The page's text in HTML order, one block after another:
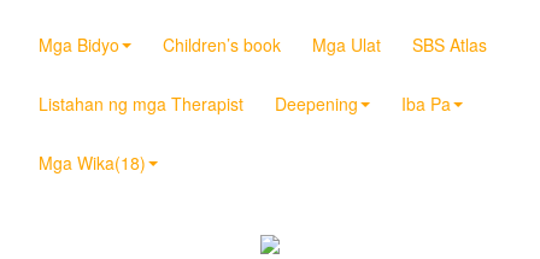
Mga Bidyo Children’s book Mga Ulat SBS Atlas
Listahan ng mga Therapist Deepening Iba Pa
Mga Wika(18)